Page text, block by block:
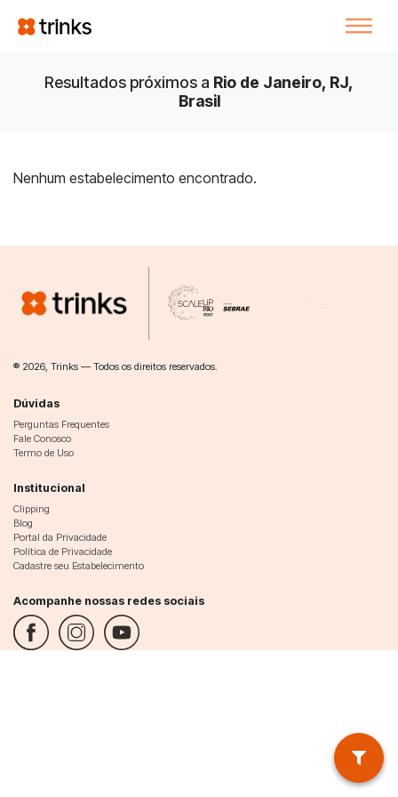
Resultados próximos a Rio de Janeiro, RJ,
Brasil
Nenhum estabelecimento encontrado.
® 2026, Trinks — Todos os direitos reservados.
Dúvidas
Perguntas Frequentes
Fale Conosco
Termo de Uso
Institucional
Clipping
Blog
Portal da Privacidade
Política de Privacidade
Cadastre seu Estabelecimento
Acompanhe nossas redes sociais